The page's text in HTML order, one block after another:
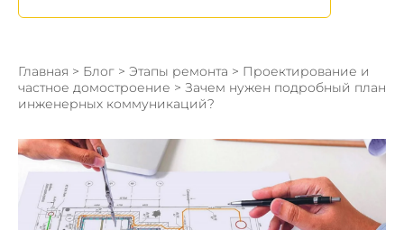
Главная > Блог > Этапы ремонта > Проектирование и
частное домостроение > Зачем нужен подробный план
инженерных коммуникаций?